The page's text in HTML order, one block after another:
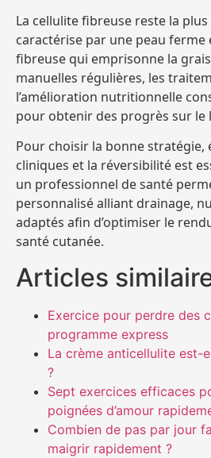
La cellulite fibreuse reste la
caractérise par une peau
fibreuse qui emprisonne la
manuelles régulières, les
l’amélioration nutritionnelle
pour obtenir des progrès sur le
Pour choisir la bonne stratégie,
cliniques et la réversibilité est
un professionnel de santé
personnalisé alliant drainage,
adaptés afin d’optimiser le
santé cutanée.
Articles
Exercice pour perdre des
programme express
La crème anticellulite est-
?
Sept exercices efficaces
poignées d’amour
Combien de pas par jour
maigrir rapidement ?